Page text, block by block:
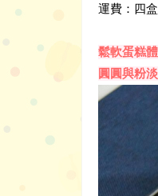
運費：四
鬆軟蛋糕
圓圓與粉